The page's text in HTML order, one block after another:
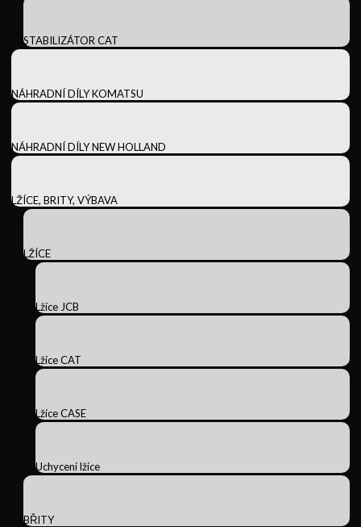
STABILIZÁTOR CAT
NÁHRADNÍ DÍLY KOMATSU
NÁHRADNÍ DÍLY NEW HOLLAND
LŽÍCE, BRITY, VÝBAVA
LŽÍCE
Lžíce JCB
Lžíce CAT
Lžíce CASE
Uchycení lžíce
BŘITY